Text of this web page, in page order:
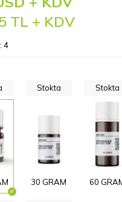
TL + KDV
4
Stokta
30 GRAM
Stokta
60